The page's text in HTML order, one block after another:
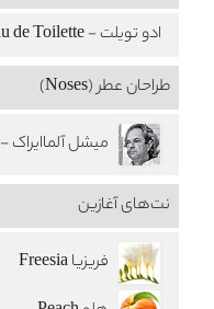
ادو تویلت - Eau de Toilette
طراحان عطر (Noses)
میشل آلماایراک - Michel Almairac
نت‌های آغازین
فریزیا Freesia